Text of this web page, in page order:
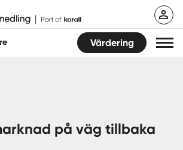
Värdering
på väg tillbaka